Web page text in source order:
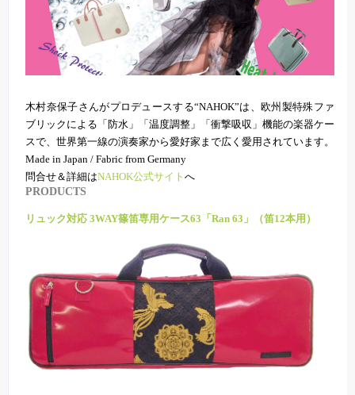
木村奈保子さんがプロデュースする“NAHOK”は、欧州製特殊ファ
ブリックによる「防水」「温度調整」「衝撃吸収」機能の楽器ケー
スで、世界第一線の演奏家から愛好家まで広く愛用されています。
Made in Japan / Fabric from Germany
問合せ＆詳細はNAHOK公式サイト へ
PRODUCTS
リュック対応 3WAY篠笛専用ケース63「Ran 63」（笛12本用）